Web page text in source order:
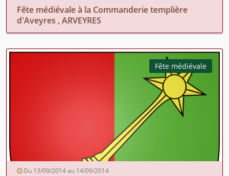
Fête médiévale à la Commanderie templière
d'Aveyres , ARVEYRES
Fête médiévale
Du 13/09/2014 au 14/09/2014